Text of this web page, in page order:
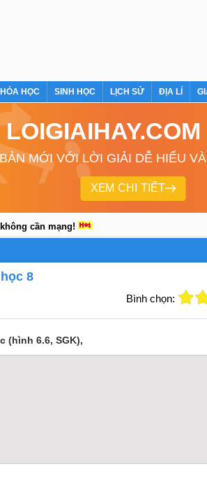
HÓA HỌC SINH HỌC LỊCH SỬ ĐỊA LÍ
LOIGIAIHAY.COM
MỚI VỚI LỜI GIẢI DỄ HIỂU
XEM CHI TIẾT
cần mạng!
8
Bình chọn:
(hình 6.6, SGK),